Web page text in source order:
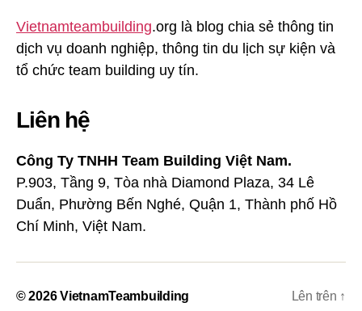
Vietnamteambuilding.org là blog chia sẻ thông tin
dịch vụ doanh nghiệp, thông tin du lịch sự kiện và
tổ chức team building uy tín.
Liên hệ
Công Ty TNHH Team Building Việt Nam.
P.903, Tầng 9, Tòa nhà Diamond Plaza, 34 Lê
Duẩn, Phường Bến Nghé, Quận 1, Thành phố Hồ
Chí Minh, Việt Nam.
© 2026VietnamTeambuilding Lên trên ↑